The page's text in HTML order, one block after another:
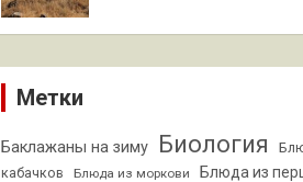
Метки
Баклажаны на зиму Биология
кабачков
Блюда из моркови Блюда из